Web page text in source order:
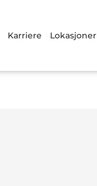
Karriere Lokasjoner